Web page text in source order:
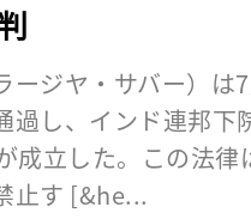
ジヤ・サバー）は
過し、インド連邦下
成立した。この法
止す [&he...